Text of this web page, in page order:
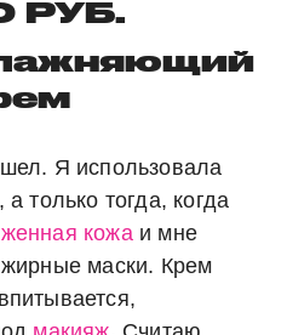
РУБ.
Я использовала
только тогда, когда
кожаи мне
жирные маски. Крем